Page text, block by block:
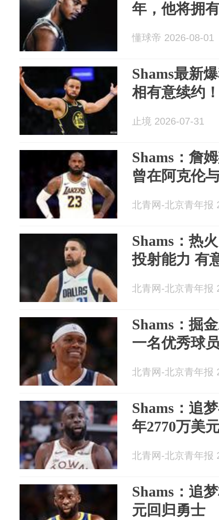
年，他将拥
懂球帝 2026-08-01
Shams最新
相有意续约
止境 2026-07-31
Shams：詹
曾在阿克伦
北青网-北京青年报
Shams：热
投射能力 有
北青网-北京青年报
Shams：掘
一名优秀球
北青网-北京青年报
Shams：追
年2770万美
北青网-北京青年报
Shams：追
元回归勇士